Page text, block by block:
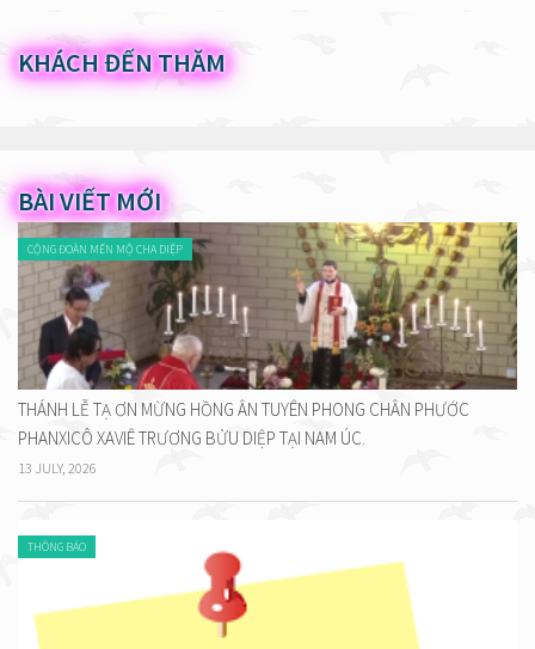
KHÁCH ĐẾN THĂM
BÀI VIẾT MỚI
CỘNG ĐOÀN MẾN MỘ CHA DIỆP
THÁNH LỄ TẠ ƠN MỪNG HỒNG ÂN TUYÊN PHONG CHÂN PHƯỚC
PHANXICÔ XAVIÊ TRƯƠNG BỬU DIỆP TẠI NAM ÚC.
13 JULY, 2026
THÔNG BÁO